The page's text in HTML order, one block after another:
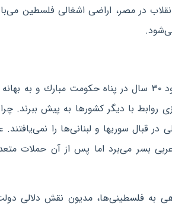
در مصر، اراضی اشغالی فلسطین
اسراییلی‌ها بیش از همه، از تحولات فعلی مصر نگران و بیمناك هستند. آنها حدود ۳۰ سال در پناه حكومت
با دیگر كشورها به پیش ببرند.
قبال سوریها و لبنانی‌ها را نمی‌یافتند.
بسر می‌برد اما پس از آن حملات
به فلسطینی‌ها، مدیون نقش دلالی